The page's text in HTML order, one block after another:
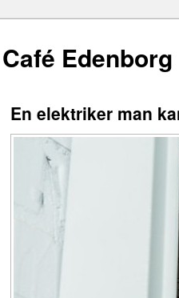
Café Edenborg
En elektriker man